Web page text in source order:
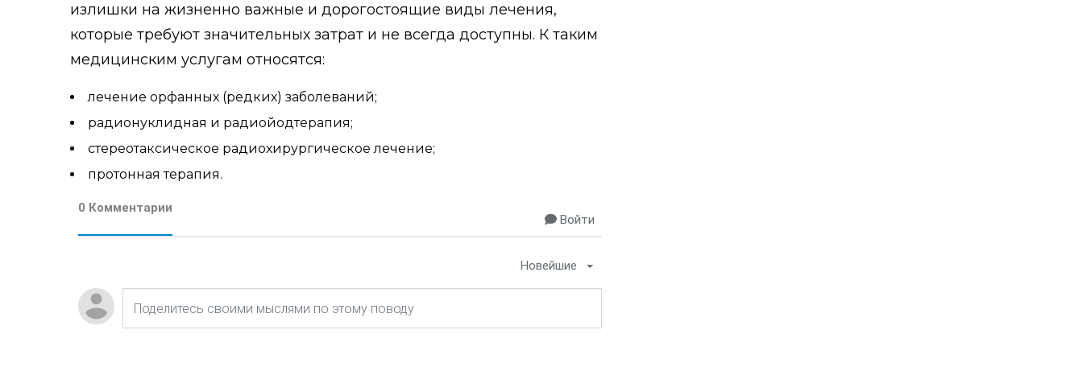
излишки на жизненно важные и дорогостоящие виды лечения,
которые требуют значительных затрат и не всегда доступны. К таким
медицинским услугам относятся:
лечение орфанных (редких) заболеваний;
радионуклидная и радиойодтерапия;
стереотаксическое радиохирургическое лечение;
протонная терапия.
0 Комментарии
Войти
Новейшие